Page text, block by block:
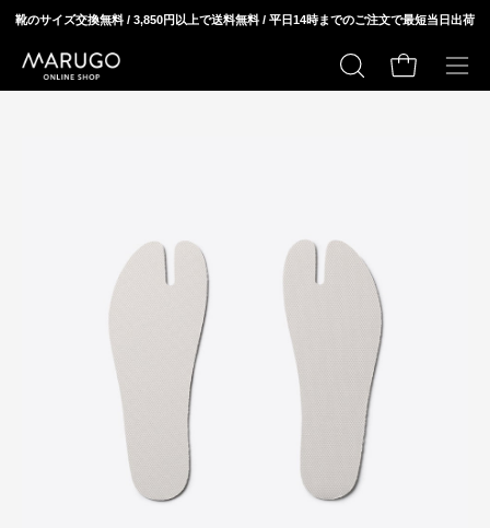
ス
プ
靴のサイズ交換無料 / 3,850円以上で送料無料 / 平日14時までのご注文で最短当日出荷
検
カートの中
メ